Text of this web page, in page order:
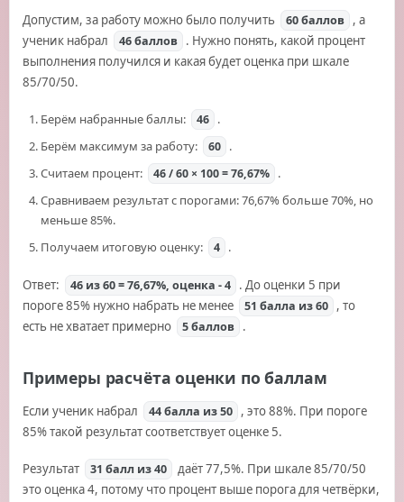
Допустим, за работу можно было получить 60 баллов , а
ученик набрал
46 баллов . Нужно понять, какой процент
выполнения получился и какая будет оценка при шкале
85/70/50.
Берём набранные баллы: 46 .
Берём максимум за работу:
60 .
Считаем процент:
46 / 60 × 100 = 76,67% .
Сравниваем результат с порогами: 76,67% больше 70%, но
меньше 85%.
Получаем итоговую оценку:
4 .
Ответ: 46 из 60 = 76,67%, оценка - 4 . До оценки 5 при
пороге 85% нужно набрать не менее
51 балла из 60 , то
есть не хватает примерно
5 баллов .
Примеры расчёта оценки по баллам
Если ученик набрал 44 балла из 50 , это 88%. При пороге
85% такой результат соответствует оценке 5.
Результат 31 балл из 40
даёт 77,5%. При шкале 85/70/50
это оценка 4, потому что процент выше порога для четвёрки,